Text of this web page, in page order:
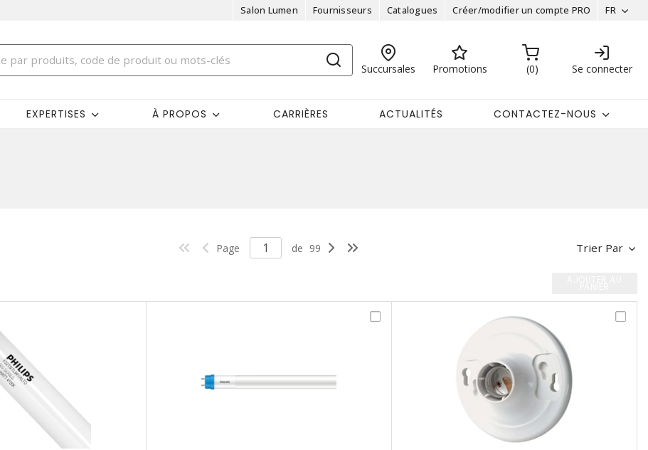
Salon Lumen Fournisseurs Catalogues Créer/modifier un compte PRO FR
Succursales Promotions 0 Se connecter
EXPERTISES À PROPOS CARRIÈRES ACTUALITÉS CONTACTEZ-NOUS
Trier Par
Page de 99